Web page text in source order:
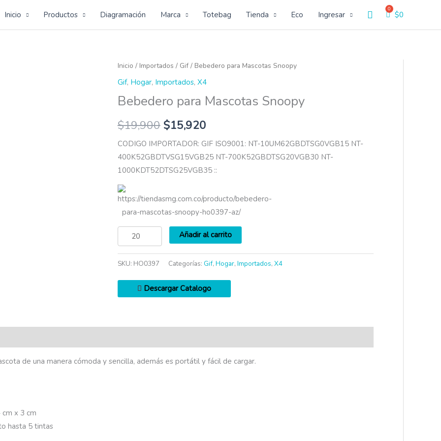
Inicio Productos Diagramación Marca Totebag Tienda Eco Ingresar Buscar$0
Inicio / Importados / Gif/ Bebedero para Mascotas Snoopy
Gif, Hogar, Importados, X4
Bebedero para Mascotas Snoopy
$19,900 $15,920
CODIGO IMPORTADOR: GIF ISO9001: NT-10UM62GBDTSG0VGB15 NT-
400K52GBDTVSG15VGB25 NT-700K52GBDTSG20VGB30 NT-
1000KDT52DTSG25VGB35 ::
https://tiendasmg.com.co/producto/bebedero-
para-mascotas-snoopy-ho0397-az/
Bebedero
para
Snoopy
cantidad
Añadir al carrito
SKU: HO0397 Categorías: Gif, Hogar, Importados, X4
Descargar Catalogo
de una manera cómoda y sencilla, además es portátil y fácil de cargar.
cm x 3 cm
hasta 5 tintas